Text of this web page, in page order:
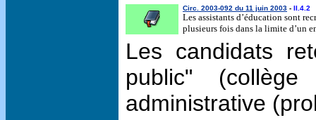
Circ. 2003-092 du 11 juin 2003 - II.4.2
Les assistants d’éducation sont
plusieurs fois dans la limite d’un
Les candidats
public"
administrative